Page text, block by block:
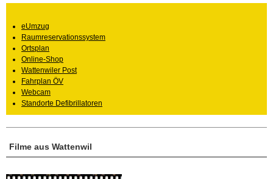
Filme aus Wattenwil
eUmzug
Raumreservationssystem
Ortsplan
Online-Shop
Wattenwiler Post
Fahrplan ÖV
Webcam
Standorte Defibrillatoren